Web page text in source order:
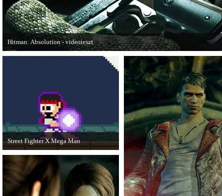
Hitman: Absolution - videoteszt
A PC Gurutól Bate és Chris mutatják be a legújabb Hitmant.
Street Fighter X Mega Man
A Capcom ismert karakterei ismét
összecsapnak - ingyenesen letölthető a
Street Fighter X Mega Man.